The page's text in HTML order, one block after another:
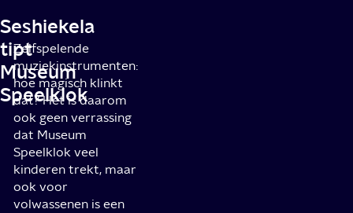
Seshiekela
tipt
Museum
Speelklok
Zelfspelende
muziekinstrumenten:
hoe magisch klinkt
dat? Het is daarom
ook geen verrassing
dat Museum
Speelklok veel
kinderen trekt, maar
ook voor
volwassenen is een